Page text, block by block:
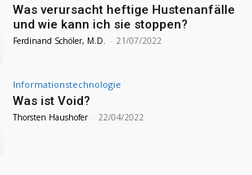
Was verursacht heftige Hustenanfälle
und wie kann ich sie stoppen?
Ferdinand Schöler, M.D. - 21/07/2022
Informationstechnologie
Was ist Void?
Thorsten Haushofer - 22/04/2022